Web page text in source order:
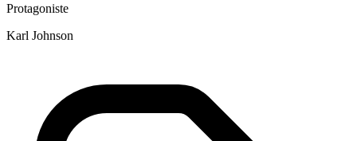
Protagoniste
Karl Johnson